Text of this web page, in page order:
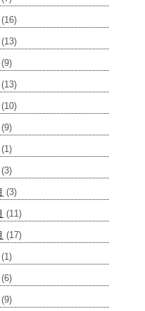
(16)
(13)
(9)
(13)
(10)
(9)
(1)
(3)
(3)
(11)
(17)
(1)
(6)
(9)